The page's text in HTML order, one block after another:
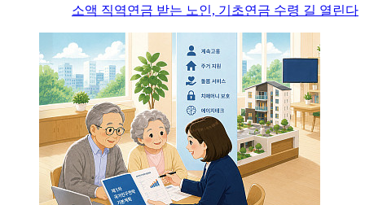
소액 직역연금 받는 노인, 기초연금 수령 길 열린다